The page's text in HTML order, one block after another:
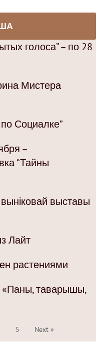
голоса” – по 28
Мистера
Социалке”
–
“Тайны
выставы
Лайт
растениями
«Паны, таварышы,
5 Next »